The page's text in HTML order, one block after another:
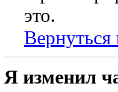
это.
Вернуться
Я изменил